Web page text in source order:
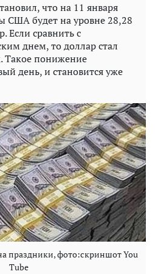
что на 11 января
США будет на уровне 28,28
Если сравнить с
днем, то доллар стал
Такое понижение
день, и становится уже
праздники, фото:скриншот You
Tube